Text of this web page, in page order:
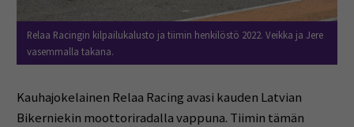
Relaa Racingin kilpailukalusto ja tiimin henkilöstö 2022. Veikka ja Jere
vasemmalla takana.
Kauhajokelainen Relaa Racing avasi kauden Latvian
Bikerniekin moottoriradalla vappuna. Tiimin tämän